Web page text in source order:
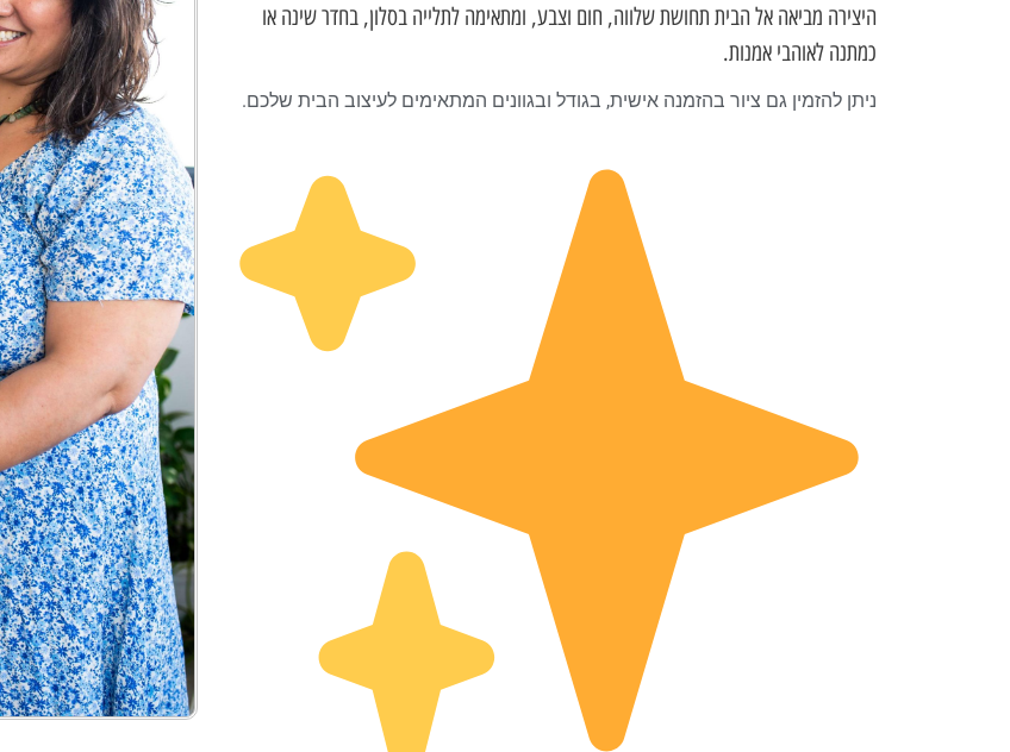
היצירה מביאה אל הבית תחושת שלווה, חום וצבע, ומתאימה לתלייה בסלון, בחדר שינה או
כמתנה לאוהבי אמנות.
ניתן להזמין גם ציור בהזמנה אישית, בגודל ובגוונים המתאימים לעיצוב הבית שלכם.